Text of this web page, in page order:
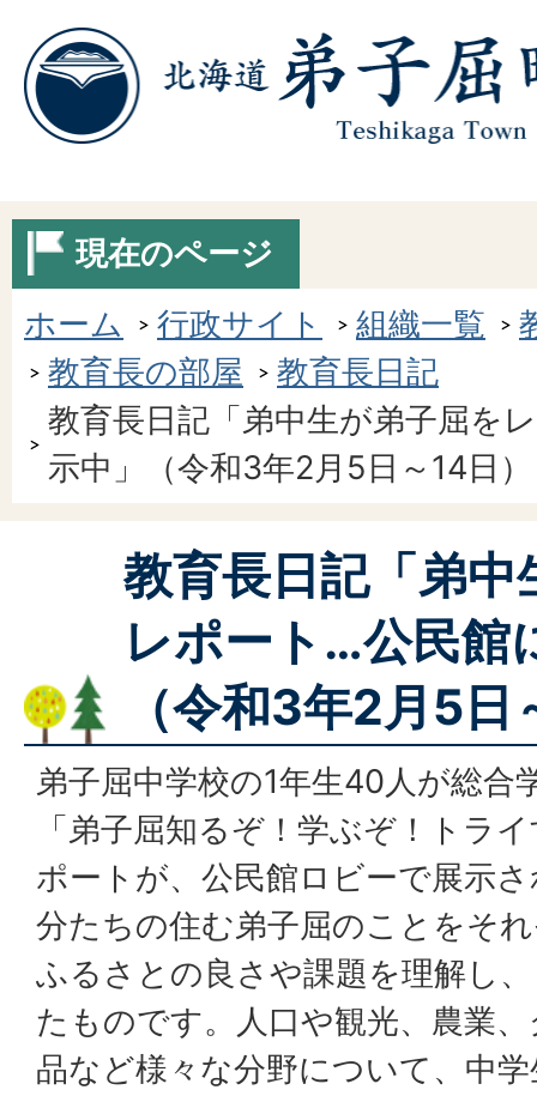
現在のページ
ホーム
行政サイト 組織一覧
教育長の部屋
教育長日記
教育長日記「弟中生が弟子屈を
示中」（令和3年2月5日～14日）
教育長日記「弟中
レポート…公民館
（令和3年2月5日
弟子屈中学校の1年生40人が総合
「弟子屈知るぞ！学ぶぞ！トラ
ポートが、公民館ロビーで展示
分たちの住む弟子屈のことをそ
ふるさとの良さや課題を理解し
たものです。人口や観光、農業
品など様々な分野について、中